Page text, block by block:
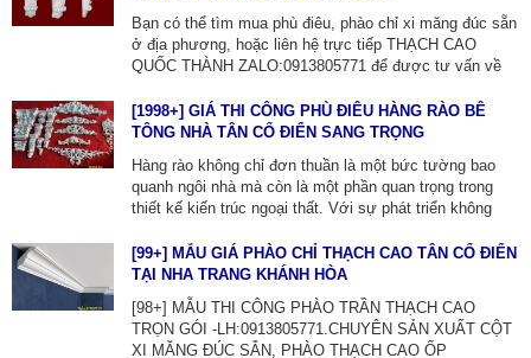
Bạn có thể tìm mua phù điêu, phào chỉ xi măng đúc sẵn
ở địa phương, hoặc liên hệ trực tiếp THẠCH CAO
QUỐC THÀNH ZALO:0913805771 để được tư vấn về
cấp các sản phẩm đầu cột, con bọ, lục bình xi măng,
bạn có thể tìm thêm thông tin chi tiết tại
[1998+] GIÁ THI CÔNG PHÙ ĐIÊU HÀNG RÀO BÊ
TÔNG NHÀ TÂN CỔ ĐIỂN SANG TRỌNG
Hàng rào không chỉ đơn thuần là một bức tường bao
quanh ngôi nhà mà còn là một phần quan trọng trong
thiết kế kiến trúc ngoại thất. Với sự phát triển không
thay đổi liên tục, mang đến những lựa chọn đa dạng và
độc đáo cho gia chủ. [4099+] MẪU PHÙ ĐIÊU HÀNG
RÀO BÊ TÔNG TRANG TRÍ-ZALO:0913805771.
[99+] MẪU GIÁ PHÀO CHỈ THẠCH CAO TÂN CỔ ĐIỂN
TẠI NHA TRANG KHÁNH HÒA
[98+] MẪU THI CÔNG PHÀO TRẦN THẠCH CAO
TRỌN GÓI -LH:0913805771.CHUYÊN SẢN XUẤT CỘT
XI MĂNG ĐÚC SẴN, PHÀO THẠCH CAO ỐP